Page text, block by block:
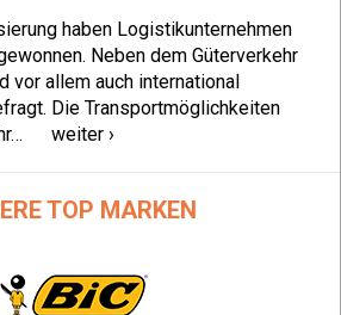
haben Logistikunternehmen
Neben dem Güterverkehr
vor allem auch international
Die Transportmöglichkeiten
weiter ›
TOP MARKEN